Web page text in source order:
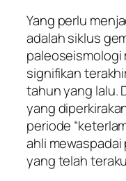
Yang perlu
adalah siklus
paleoseismologi
signifikan
tahun yang lalu.
yang
periode
ahli
yang telah